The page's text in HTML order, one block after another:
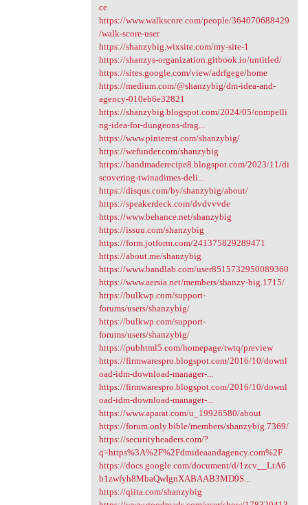
ce
https://www.walkscore.com/people/364070688429
/walk-score-user
https://shanzybig.wixsite.com/my-site-1
https://shanzys-organization.gitbook.io/untitled/
https://sites.google.com/view/adrfgege/home
https://medium.com/@shanzybig/dm-idea-and-
agency-010eb6e32821
https://shanzybig.blogspot.com/2024/05/compelli
ng-idea-for-dungeons-drag...
https://www.pinterest.com/shanzybig/
https://wefunder.com/shanzybig
https://handmaderecipe8.blogspot.com/2023/11/di
scovering-twinadimes-deli...
https://disqus.com/by/shanzybig/about/
https://speakerdeck.com/dvdvvvde
https://www.behance.net/shanzybig
https://issuu.com/shanzybig
https://form.jotform.com/241375829289471
https://about.me/shanzybig
https://www.bandlab.com/user8515732950089360
https://www.aersia.net/members/shanzy-big.1715/
https://bulkwp.com/support-
forums/users/shanzybig/
https://bulkwp.com/support-
forums/users/shanzybig/
https://pubhtml5.com/homepage/twtq/preview
https://firmwarespro.blogspot.com/2016/10/downl
oad-idm-download-manager-...
https://firmwarespro.blogspot.com/2016/10/downl
oad-idm-download-manager-...
https://www.aparat.com/u_19926580/about
https://forum.only.bible/members/shanzybig.7369/
https://securityheaders.com/?
q=https%3A%2F%2Fdmideaandagency.com%2F
https://docs.google.com/document/d/1zcv__LtA6
b1zwfyh8MbaQwIgnXABAAB3MD9S...
https://qiita.com/shanzybig